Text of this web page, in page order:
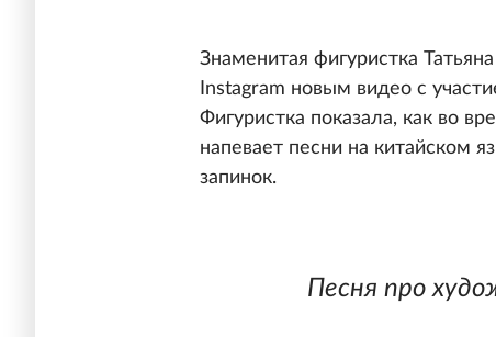
Знаменитая фигуристка
Instagram новым видео с
Фигуристка показала, как во
напевает песни на китайском
запинок.
Песня про